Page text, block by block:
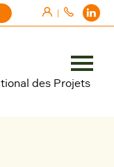
|
des Projets
Ouvrir
le